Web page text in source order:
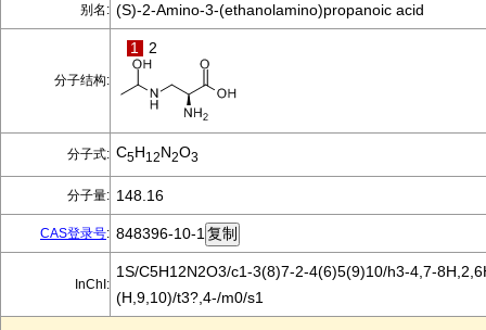
别名: (S)-2-Amino-3-(ethanolamino)propanoic acid
分子结构:
1 2
分子式: C5H12N2O3
分子量: 148.16
CAS登录号: 848396-10-1
InChI:
1S/C5H12N2O3/c1-3(8)7-2-4(6)5(9)10/h3-4,7-
(H,9,10)/t3?,4-/m0/s1